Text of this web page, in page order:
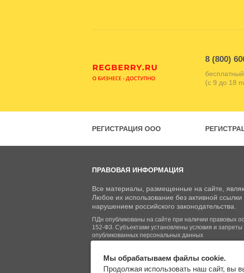
8 (800)
(с 9 до 18
РЕГИСТРАЦИЯ ООО
ПРАВОВАЯ ИНФОРМАЦИЯ
Все материалы, размещенные на сайте,
Любое их использование без активной
нарушением российского законодательства.
ПДн опубликованы на сайте при наличии правовых
152-ФЗ. Субъектами установлены условия и
опубликованных персональных данных
© Regberry.ru, 2013–2026
Мы обрабатываем файлы cookie.
Продолжая использовать наш сайт, вы